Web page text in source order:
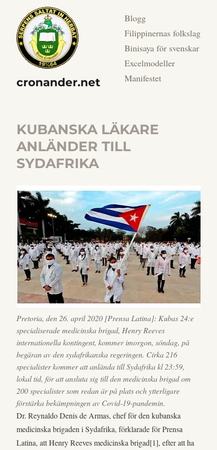
cronander.net
Blogg
Filippinernas folkslag
Binisaya för svenskar
Excelmodeller
Manifestet
KUBANSKA LÄKARE
ANLÄNDER TILL
SYDAFRIKA
Pretoria, den 26. april 2020 [Prensa Latina]: Kubas 24:e
specialiserade medicinska brigad, Henry Reeves
internationella kontingent, kommer imorgon, söndag, på
begäran av den sydafrikanska regeringen. Cirka 216
specialister kommer att anlända till Sydafrika kl 23:59,
lokal tid, för att ansluta sig till den medicinska brigad om
200 specialister som redan är på plats och ytterligare
förstärka bekämpningen av Covid-19-pandemin.
Dr. Reynaldo Denis de Armas, chef för den kubanska
medicinska brigaden i Sydafrika, förklarade för Prensa
Latina, att Henry Reeves medicinska brigad[1], efter att ha